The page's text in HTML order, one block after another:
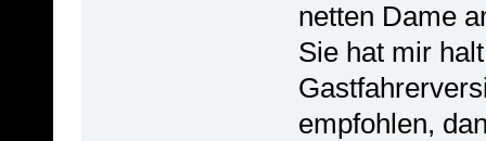
netten Dame
Sie hat mir
empfohlen,